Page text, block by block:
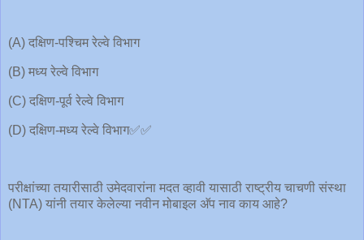
(A) दक्षिण-पश्चिम रेल्वे विभाग
(B) मध्य रेल्वे विभाग
(C) दक्षिण-पूर्व रेल्वे विभाग
(D) दक्षिण-मध्य रेल्वे विभाग✅✅
परीक्षांच्या तयारीसाठी उमेदवारांना मदत व्हावी यासाठी राष्ट्रीय चाचणी संस्था
(NTA) यांनी तयार केलेल्या नवीन मोबाइल अ‍ॅप नाव काय आहे?